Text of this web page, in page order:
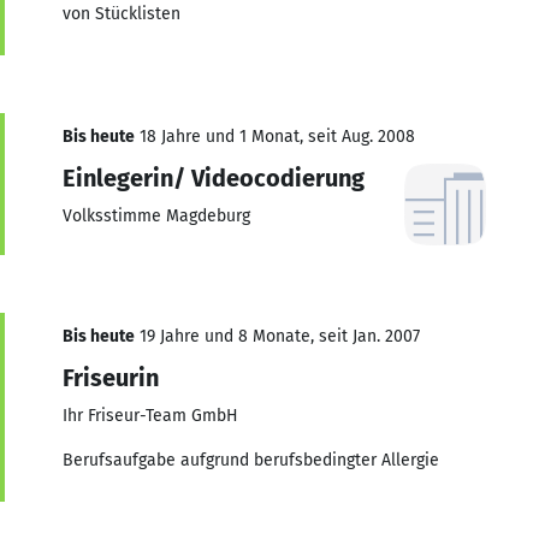
von Stücklisten
Bis heute 18 Jahre und 1 Monat, seit Aug. 2008
Einlegerin/ Videocodierung
Volksstimme Magdeburg
Bis heute 19 Jahre und 8 Monate, seit Jan. 2007
Friseurin
Ihr Friseur-Team GmbH
Berufsaufgabe aufgrund berufsbedingter Allergie